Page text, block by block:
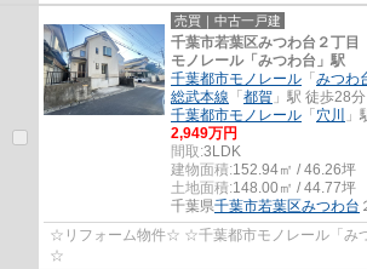
売買｜中古一戸建
千葉市若葉区みつわ台２丁
モノレール「みつわ台」駅
千葉都市モノレール 「 みつわ
総武本線 「 都賀 」駅 徒歩28分
千葉都市モノレール 「 穴川
」
2,949万円
間取:3LDK
建物面積:152.94㎡ / 46.26坪
土地面積:148.00㎡ / 44.77坪
千葉県千葉市若葉区みつわ台
☆リフォーム物件☆ ☆千葉都市モノレール「み
☆